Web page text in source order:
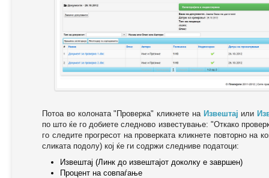
Потоа во колоната "Проверка" кликнете на Извештај или
по што ќе го добиете следново известување: "Oткако
го следите прогресот на проверката кликнете повторно на
сликата подолу) кој ќе ги содржи следниве податоци:
Извештај (Линк до извештајот доколку е завршен)
Процент на совпаѓање